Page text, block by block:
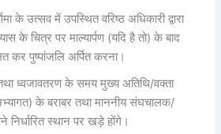
के उत्सव में उपस्थित वरिष्ठ अधिकारी द्वारा
के चित्र पर माल्यार्पण (यदि है तो) के बाद
कर पुष्पांजलि अर्पित करना।
ध्वजावतरण के समय मुख्य अतिथि/वक्ता
के बराबर तथा माननीय संघचालक/
निर्धारित स्थान पर खड़े होंगे।